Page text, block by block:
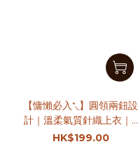
【慵懶必入⁺◟】圓領兩鈕設
計｜溫柔氣質針織上衣｜6
色入
HK$199.00